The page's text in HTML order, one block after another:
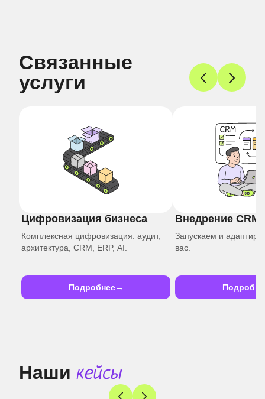
Связанные
услуги
Цифровизация бизнеса
Комплексная цифровизация: аудит,
архитектура, CRM, ERP, AI.
Подробнее
Внедрение CRM
Запускаем и
вас.
Наши кейсы